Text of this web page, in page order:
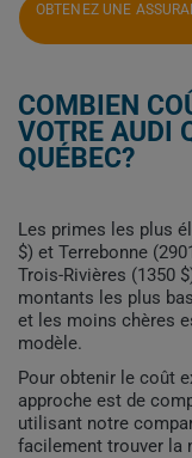
OBTENEZ UNE
COMBIEN
VOTRE AUDI
QUÉBEC?
Les primes les plus
$) et Terrebonne
Trois-Rivières (1350
montants les plus
et les moins chères
modèle.
Pour obtenir le coût
approche est de
utilisant notre
facilement trouver la